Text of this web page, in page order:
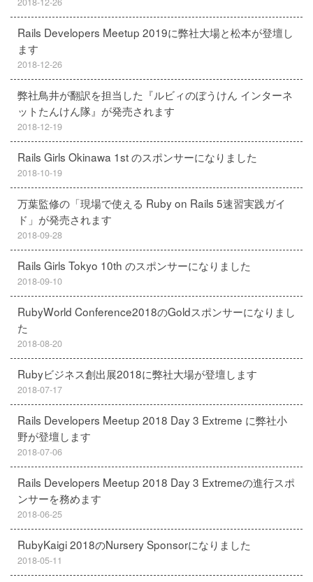
Rails Developers Meetup 2019に弊社大場と松本が登壇し
ます
2018-12-26
弊社鳥井が翻訳を担当した『ルビィのぼうけん インターネ
ットたんけん隊』が発売されます
2018-12-19
Rails Girls Okinawa 1st のスポンサーになりました
2018-10-19
万葉監修の「現場で使える Ruby on Rails 5速習実践ガイ
ド」が発売されます
2018-09-28
Rails Girls Tokyo 10th のスポンサーになりました
2018-09-10
RubyWorld Conference2018のGoldスポンサーになりまし
た
2018-08-20
Rubyビジネス創出展2018に弊社大場が登壇します
2018-07-17
Rails Developers Meetup 2018 Day 3 Extreme に弊社小
野が登壇します
2018-07-06
Rails Developers Meetup 2018 Day 3 Extremeの進行スポ
ンサーを務めます
2018-06-25
RubyKaigi 2018のNursery Sponsorになりました
2018-05-11